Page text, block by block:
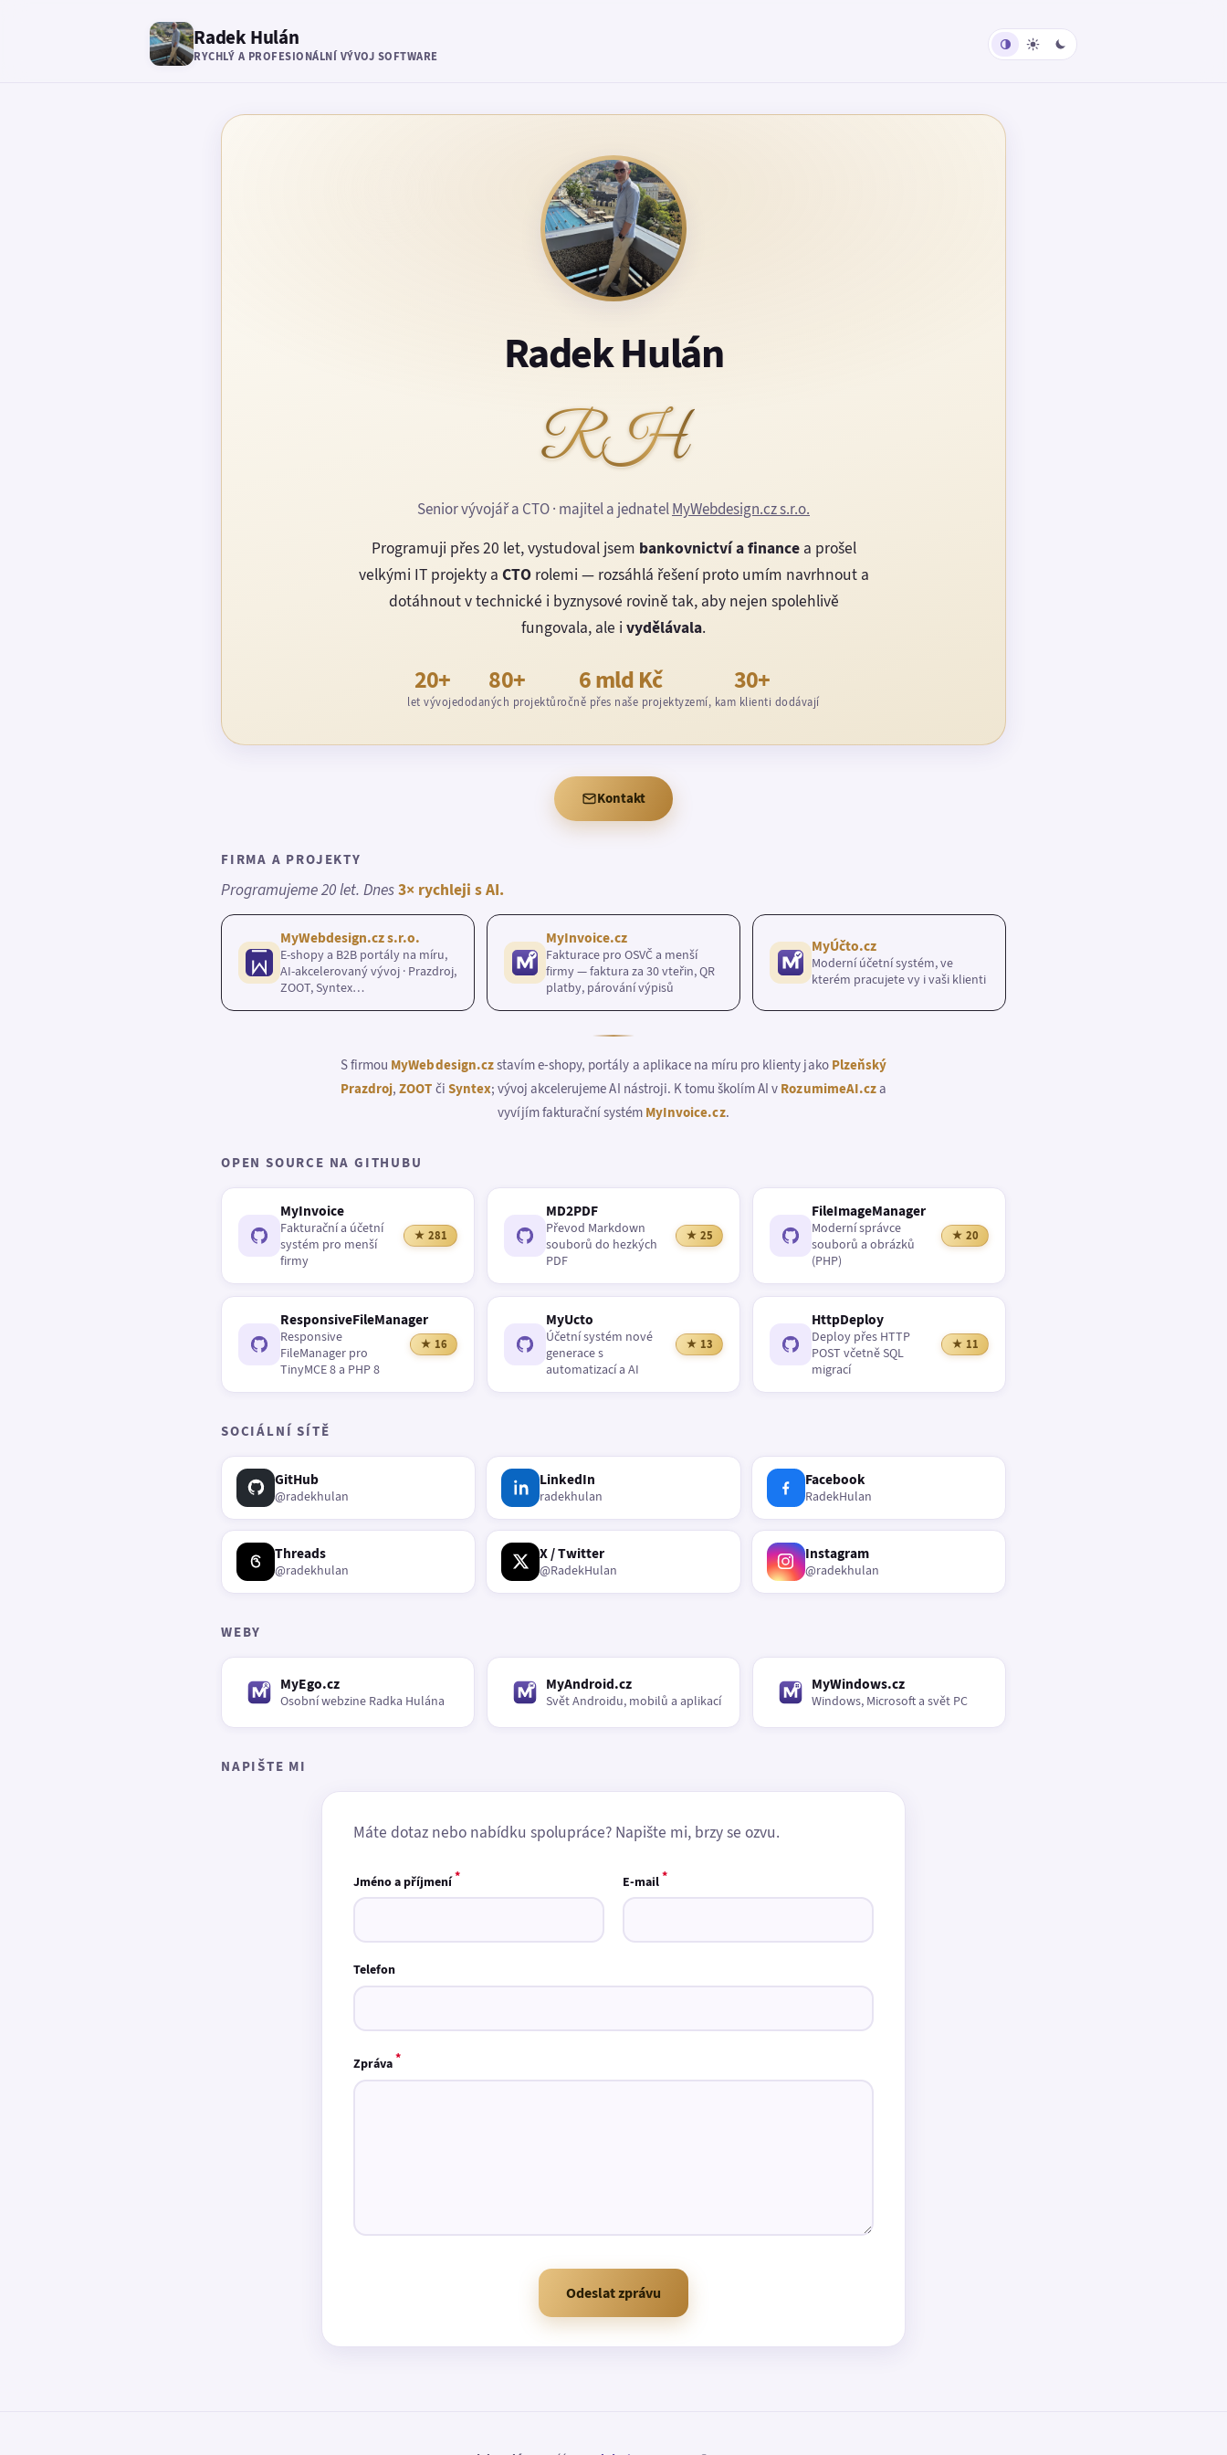
Radek Hulán
RYCHLÝ A PROFESIONÁLNÍ VÝVOJ SOFTWARE
Radek Hulán
RH
Senior vývojář a CTO · majitel a jednatelMyWebdesign.cz s.r.o.
Programuji přes 20 let, vystudoval jsem bankovnictví a financea prošel
velkými IT projekty a CTOrolemi — rozsáhlá řešení proto umím navrhnout a
dotáhnout v technické i byznysové rovině tak, aby nejen spolehlivě
fungovala, ale i vydělávala.
20+
let vývoje
80+
dodaných projektů
6 mld Kč
ročně přes naše projekty
30+
zemí, kam klienti dodávají
Kontakt
FIRMA A PROJEKTY
Programujeme 20 let. Dnes3× rychleji s AI.
MyWebdesign.cz s.r.o.
E-shopy a B2B portály na míru,
AI-akcelerovaný vývoj · Prazdroj,
ZOOT, Syntex…
MyInvoice.cz
Fakturace pro OSVČ a menší
firmy — faktura za 30 vteřin, QR
platby, párování výpisů
MyÚčto.cz
Moderní účetní systém, ve
kterém pracujete vy i vaši klienti
S firmou MyWebdesign.czstavím e-shopy, portály a aplikace na míru pro klienty jako Plzeňský
Prazdroj,ZOOT či Syntex; vývoj akcelerujeme AI nástroji. K tomu školím AI v RozumimeAI.cza
vyvíjím fakturační systém MyInvoice.cz.
OPEN SOURCE NA GITHUBU
MyInvoice
Fakturační a účetní
systém pro menší
firmy
★ 281
MD2PDF
Převod Markdown
souborů do hezkých
PDF
★ 25
FileImageManager
Moderní správce
souborů a obrázků
(PHP)
★ 20
ResponsiveFileManager
Responsive
FileManager pro
TinyMCE 8 a PHP 8
★ 16
MyUcto
Účetní systém nové
generace s
automatizací a AI
★ 13
HttpDeploy
Deploy přes HTTP
POST včetně SQL
migrací
★ 11
SOCIÁLNÍ SÍTĚ
GitHub
@radekhulan
LinkedIn
radekhulan
Facebook
RadekHulan
Threads
@radekhulan
X / Twitter
@RadekHulan
Instagram
@radekhulan
WEBY
MyEgo.cz
Osobní webzine Radka Hulána
MyAndroid.cz
Svět Androidu, mobilů a aplikací
MyWindows.cz
Windows, Microsoft a svět PC
NAPIŠTE MI
Máte dotaz nebo nabídku spolupráce? Napište mi, brzy se ozvu.
Jméno a příjmení* E-mail*
Telefon
Zpráva*
Odeslat zprávu